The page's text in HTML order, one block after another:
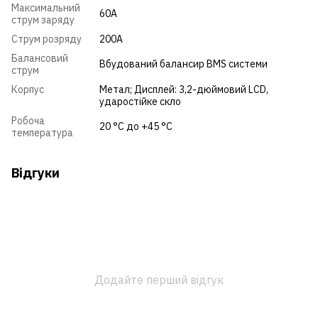
Максимальний
струм заряду
60А
Струм розряду
200А
Балансовий
струм
Вбудований балансир BMS системи
Корпус
Метал; Дисплей: 3,2-дюймовий LCD,
ударостійке скло
Робоча
температура
20 °C до +45 °C
Відгуки
Додайте перший відгук